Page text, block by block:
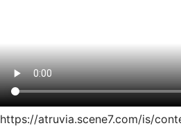
https://atruvia.scene7.com/is/